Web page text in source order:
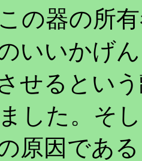
の器の所
いいかげ
せるとい
した。そ
原因であ